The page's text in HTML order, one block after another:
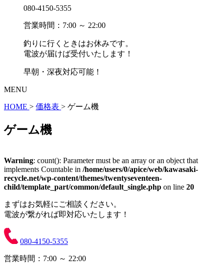
080-4150-5355
営業時間：7:00 ～ 22:00
釣りに行くときはお休みです。
電波が届けば受付いたします！
早朝・深夜対応可能！
MENU
HOME > 価格表 > ゲーム機
ゲーム機
Warning: count(): Parameter must be an array or an object that
implements Countable in /home/users/0/apice/web/kawasaki-
recycle.net/wp-content/themes/twentyseventeen-
child/template_part/common/default_single.php on line 20
まずはお気軽にご相談ください。
電波が繋がれば即対応いたします！
080-4150-5355
営業時間：7:00 ～ 22:00